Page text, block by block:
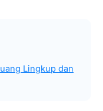
Lingkup dan